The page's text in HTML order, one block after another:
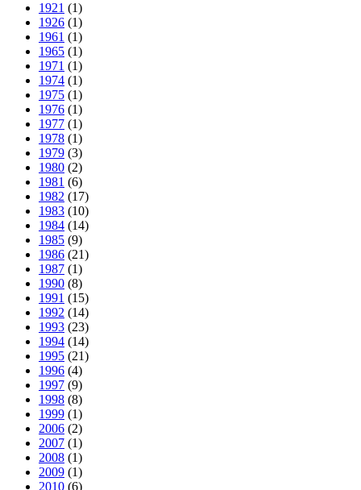
1921 (1)
1926 (1)
1961 (1)
1965 (1)
1971 (1)
1974 (1)
1975 (1)
1976 (1)
1977 (1)
1978 (1)
1979 (3)
1980 (2)
1981 (6)
1982 (17)
1983 (10)
1984 (14)
1985 (9)
1986 (21)
1987 (1)
1990 (8)
1991 (15)
1992 (14)
1993 (23)
1994 (14)
1995 (21)
1996 (4)
1997 (9)
1998 (8)
1999 (1)
2006 (2)
2007 (1)
2008 (1)
2009 (1)
2010 (6)